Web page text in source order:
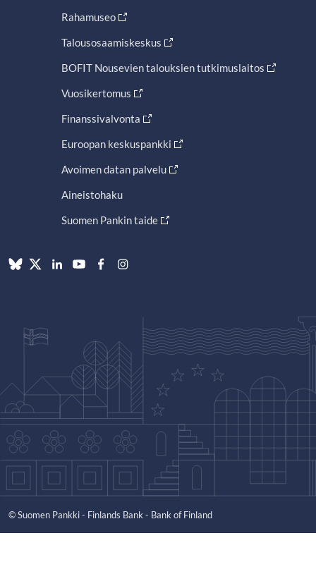
Rahamuseo
Talousosaamiskeskus
BOFIT Nousevien talouksien tutkimuslaitos
Vuosikertomus
Finanssivalvonta
Euroopan keskuspankki
Avoimen datan palvelu
Aineistohaku
Suomen Pankin taide
© Suomen Pankki - Finlands Bank - Bank of Finland